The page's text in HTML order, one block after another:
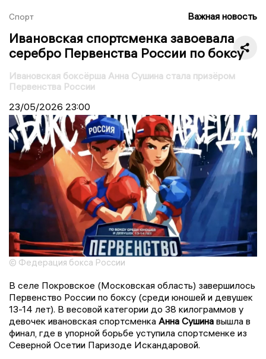
Спорт Важная новость
Ивановская спортсменка завоевала
серебро Первенства России по боксу
Ивановская боксёрша Анна Сушина стала призёром
Первенства России
23/05/2026 23:00
© Федерация бокса России
В селе Покровское (Московская область) завершилось
Первенство России по боксу (среди юношей и девушек
13-14 лет). В весовой категории до 38 килограммов у
девочек ивановская спортсменка Анна Сушина вышла в
финал, где в упорной борьбе уступила спортсменке из
Северной Осетии Паризоде Искандаровой.